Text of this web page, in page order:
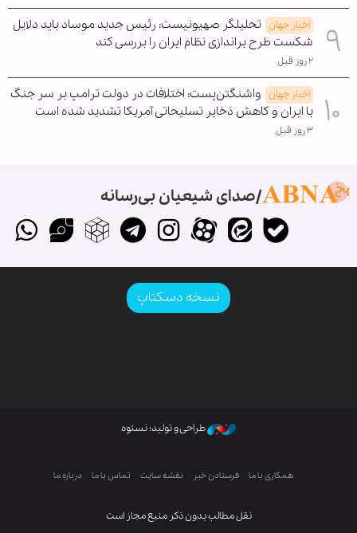
اخبار جهان تحلیلگر صهیونیست: رئیس جدید موساد باید دلایل
شکست طرح براندازی نظام ایران را بررسی کند
۲ روز قبل
اخبار جهان واشنگتن‌پست: اختلافات در دولت ترامپ بر سر جنگ
با ایران و کاهش ذخایر تسلیحاتی آمریکا تشدید شده است
۳ روز قبل
صدای شیعیان بی‌رسانه
نسخه دسکتاپ
نقل مطالب بدون ذکر منبع مجاز است
طراحی و تولید: نستوه
همکاری با ما فرستادن خبر نقشه سایت تماس با ما درباره ما